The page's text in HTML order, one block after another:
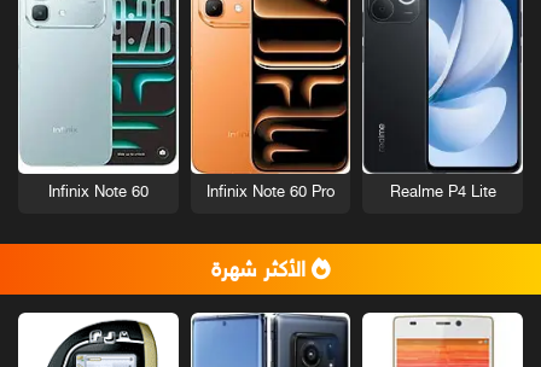
Realme P4 Lite
Infinix Note 60 Pro
Infinix Note 60
الأكثر شهرة